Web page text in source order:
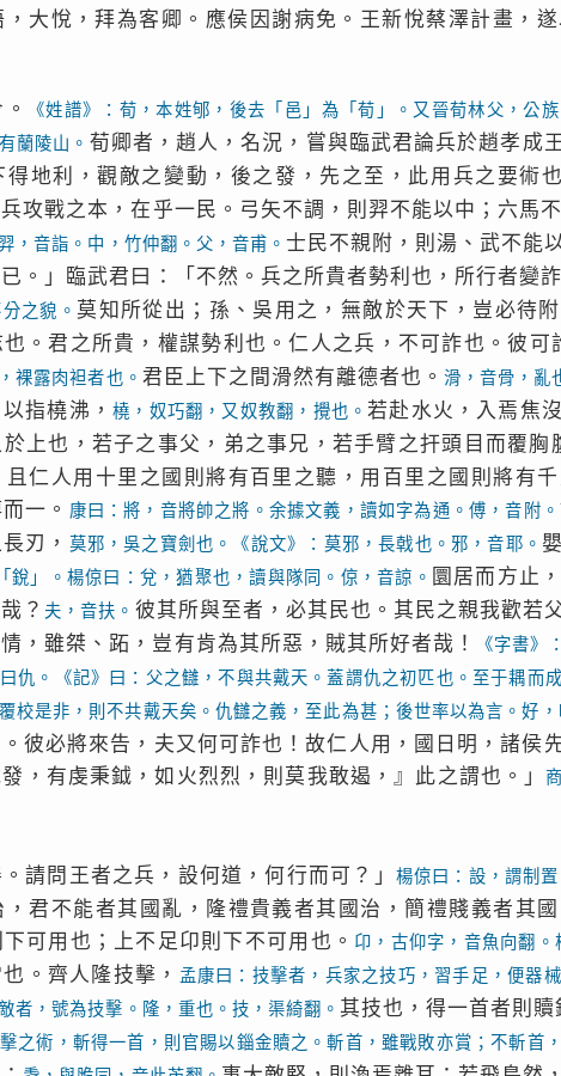
大悅，拜為客卿。應侯因謝病免。王新悅蔡澤計畫，
《姓譜》：荀，本姓郇，後去「邑」為「荀」。又晉荀林父，公
蘭陵山。 荀卿者，趙人，名況，嘗與臨武君論兵於趙孝成
地利，觀敵之變動，後之發，先之至，此用兵之要術也
攻戰之本，在乎一民。弓矢不調，則羿不能以中；六馬
，音詣。中，竹仲翻。父，音甫。 士民不親附，則湯、武不能
。」臨武君曰：「不然。兵之所貴者勢利也，所行者變
之貌。 莫知所從出；孫、吳用之，無敵於天下，豈必待
。君之所貴，權謀勢利也。仁人之兵，不可詐也。彼可
裸露肉袒者也。 君臣上下之間滑然有離德者也。滑，音骨，亂
指橈沸，橈，奴巧翻，又奴教翻，攪也。若赴水火，入焉焦
上也，若子之事父，弟之事兄，若手臂之扞頭目而覆胸
仁人用十里之國則將有百里之聽，用百里之國則將有
一。 康曰：將，音將帥之將。余據文義，讀如字為通。傅，音附。
刃， 莫邪，吳之寶劍也。《說文》：莫邪，長戟也。邪，音耶。
銳」。楊倞曰：兌，猶聚也，讀與隊同。倞，音諒。 圜居而方止
？ 夫，音扶。 彼其所與至者，必其民也。其民之親我歡若
，雖桀、跖，豈有肯為其所惡，賊其所好者哉！
《字書》
仇。《記》曰：父之讎，不與共戴天。蓋謂仇之初匹也。至于耦而
校是非，則不共戴天矣。仇讎之義，至此為甚；後世率以為言。好
彼必將來告，夫又何可詐也！故仁人用，國日明，諸侯
，有虔秉鉞，如火烈烈，則莫我敢遏，』此之謂也。」
請問王者之兵，設何道，何行而可？」 楊倞曰：設，謂制
君不能者其國亂，隆禮貴義者其國治，簡禮賤義者其
可用也；上不足卬則下不可用也。 卬，古仰字，音魚向翻。
。齊人隆技擊，
孟康曰：技擊者，兵家之技巧，習手足，便器
者，號為技擊。隆，重也。技，渠綺翻。 其技也，得一首者則贖
之術，斬得一首，則官賜以錙金贖之。斬首，雖戰敗亦賞；不斬首